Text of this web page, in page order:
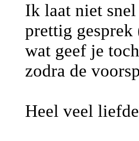
Ik laat niet
prettig gesprek
wat geef je
zodra de
Heel veel